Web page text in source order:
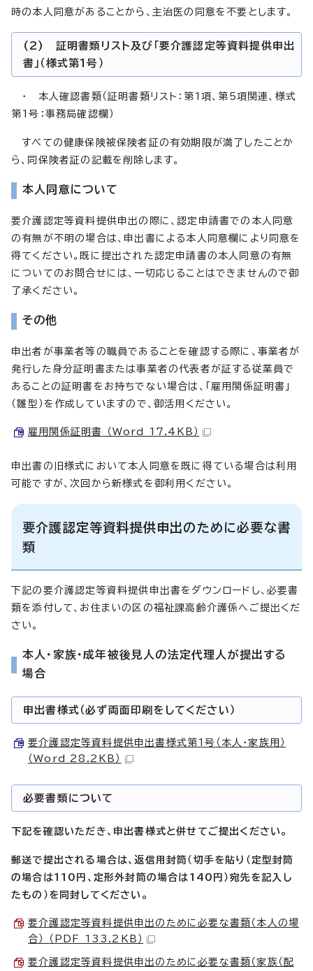
時の本人同意があることから、主治医の同意を不要とします。
(2) 証明書類リスト及び「要介護認定等資料提供申出
書」（様式第1号）
・ 本人確認書類（証明書類リスト：第1項、第5項関連、様式
第1号：事務局確認欄）
すべての健康保険被保険者証の有効期限が満了したことか
ら、同保険者証の記載を削除します。
本人同意について
要介護認定等資料提供申出の際に、認定申請書での本人同意
の有無が不明の場合は、申出書による本人同意欄により同意を
得てください。既に提出された認定申請書の本人同意の有無
についてのお問合せには、一切応じることはできませんので御
了承ください。
その他
申出者が事業者等の職員であることを確認する際に、事業者が
発行した身分証明書または事業者の代表者が証する従業員で
あることの証明書をお持ちでない場合は、「雇用関係証明書」
（雛型）を作成していますので、御活用ください。
雇用関係証明書 （Word 17.4KB）
申出書の旧様式において本人同意を既に得ている場合は利用
可能ですが、次回から新様式を御利用ください。
要介護認定等資料提供申出のために必要な書
類
下記の要介護認定等資料提供申出書をダウンロードし、必要書
類を添付して、お住まいの区の福祉課高齢介護係へご提出くだ
さい。
本人・家族・成年被後見人の法定代理人が提出する
場合
申出書様式（必ず両面印刷をしてください）
要介護認定等資料提供申出書様式第1号（本人・家族用）
（Word 28.2KB）
必要書類について
下記を確認いただき、申出書様式と併せてご提出ください。
郵送で提出される場合は、返信用封筒（切手を貼り（定型封筒
の場合は110円、定形外封筒の場合は140円）宛先を記入し
たもの）を同封してください。
要介護認定等資料提供申出のために必要な書類（本人の場
合） （PDF 133.2KB）
要介護認定等資料提供申出のために必要な書類（家族（配